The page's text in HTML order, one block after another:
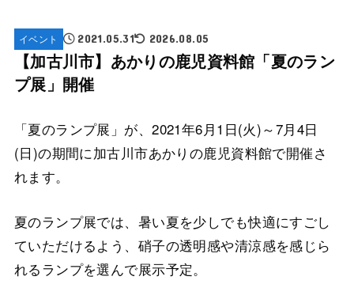
イベント 2021.05.31 2026.08.05
【加古川市】あかりの鹿児資料館「夏のラン
プ展」開催
「夏のランプ展」が、2021年6月1日(火)～7月4日
(日)の期間に加古川市あかりの鹿児資料館で開催さ
れます。
夏のランプ展では、暑い夏を少しでも快適にすごし
ていただけるよう、硝子の透明感や清涼感を感じら
れるランプを選んで展示予定。